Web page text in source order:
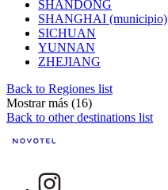
SHANDONG
SHANGHAI (municipio)
SICHUAN
YUNNAN
ZHEJIANG
Back to Regiones list
Mostrar más (16)
Back to other destinations list